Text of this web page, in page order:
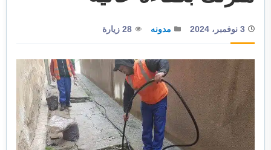
خدمات عزل اسطح
الفرعية
خدمات عزل فومتوسيع
القائمة
خدمات الترميم
خدمات التسليك
خدمات التنظيف
خدمات مكافحة الحشرات
3 نوفمبر، 2024 مدونه 28 زيارة